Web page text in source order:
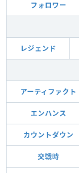
フォロワー
レジェンド
アーティファクト
エンハンス
カウントダウン
交戦時